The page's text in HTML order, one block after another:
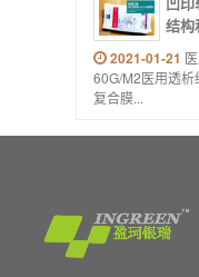
结构
2021-01-21
60G/M2医用透析
复合膜...